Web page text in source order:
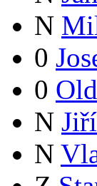
N
0
0
N
N